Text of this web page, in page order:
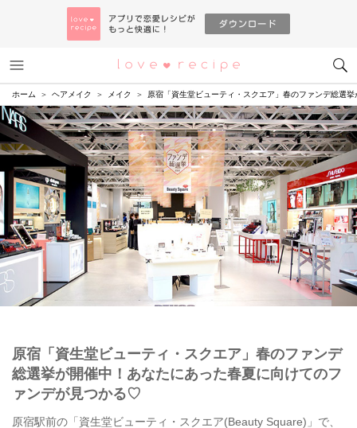
恋愛レシピ
ホーム ヘアメイク メイク 原宿「資生堂ビューティ・スクエア」春のファンデ総選
原宿「資生堂ビューティ・スクエア」春のファンデ
総選挙が開催中！あなたにあった春夏に向けてのフ
ァンデが見つかる♡
原宿駅前の「資生堂ビューティ・スクエア(Beauty Square)」で、